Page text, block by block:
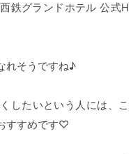
鉄グランドホテル 公式H
れそうですね♪
したいという人には、こ
すすめです♡